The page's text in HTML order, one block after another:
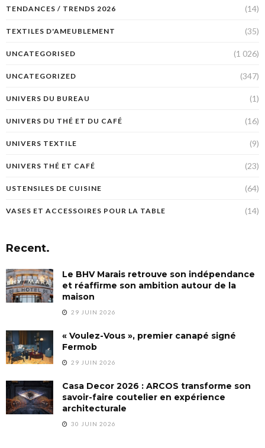
TENDANCES / TRENDS 2026 (14)
TEXTILES D'AMEUBLEMENT (35)
UNCATEGORISED (1 026)
UNCATEGORIZED (347)
UNIVERS DU BUREAU (1)
UNIVERS DU THÉ ET DU CAFÉ (16)
UNIVERS TEXTILE (9)
UNIVERS THÉ ET CAFÉ (23)
USTENSILES DE CUISINE (64)
VASES ET ACCESSOIRES POUR LA TABLE (14)
Recent.
Le BHV Marais retrouve son indépendance
et réaffirme son ambition autour de la
maison
29 JUIN 2026
« Voulez-Vous », premier canapé signé
Fermob
29 JUIN 2026
Casa Decor 2026 : ARCOS transforme son
savoir-faire coutelier en expérience
architecturale
30 JUIN 2026